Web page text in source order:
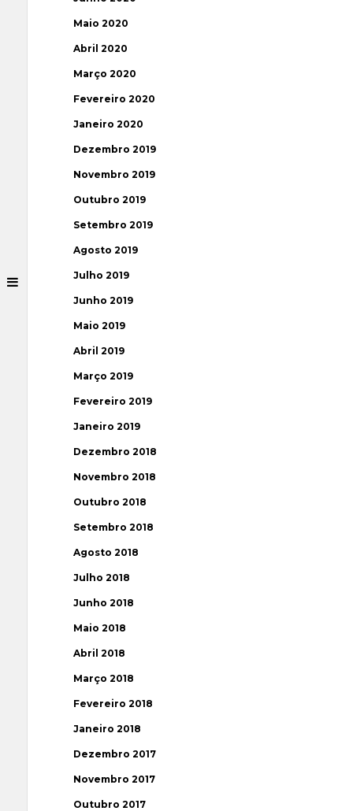
Maio 2020
Abril 2020
Março 2020
Fevereiro 2020
Janeiro 2020
Dezembro 2019
Novembro 2019
Outubro 2019
Setembro 2019
Agosto 2019
Julho 2019
Junho 2019
Maio 2019
Abril 2019
Março 2019
Fevereiro 2019
Janeiro 2019
Dezembro 2018
Novembro 2018
Outubro 2018
Setembro 2018
Agosto 2018
Julho 2018
Junho 2018
Maio 2018
Abril 2018
Março 2018
Fevereiro 2018
Janeiro 2018
Dezembro 2017
Novembro 2017
Outubro 2017